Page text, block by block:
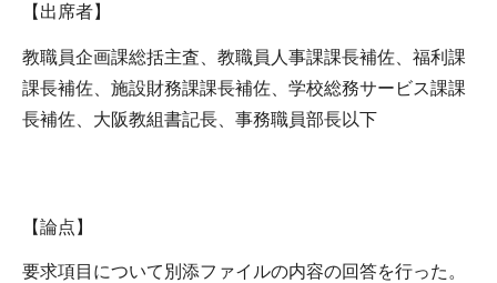
【出席者】
教職員企画課総括主査、教職員人事課課長補佐、福利課
課長補佐、施設財務課課長補佐、学校総務サービス課課
長補佐、大阪教組書記長、事務職員部長以下
【論点】
要求項目について別添ファイルの内容の回答を行った。